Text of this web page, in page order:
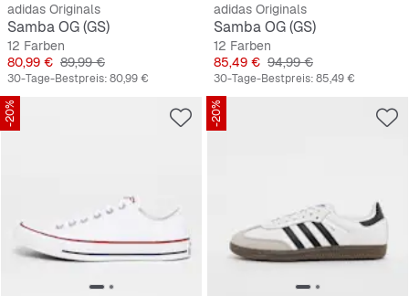
adidas Originals
Samba OG (GS)
12 Farben
Preis
80,99 € Originalpreis
89,99 €
30-Tage-Bestpreis:80,99 €
adidas Originals
Samba OG (GS)
12 Farben
Preis
85,49 € Originalpreis
94,99 €
30-Tage-Bestpreis:85,49 €
-20% -20%